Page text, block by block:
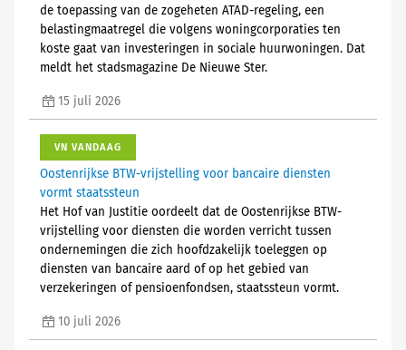
de toepassing van de zogeheten ATAD-regeling, een
belastingmaatregel die volgens woningcorporaties ten
koste gaat van investeringen in sociale huurwoningen. Dat
meldt het stadsmagazine De Nieuwe Ster.
15 juli 2026
VN VANDAAG
Oostenrijkse BTW-vrijstelling voor bancaire diensten
vormt staatssteun
Het Hof van Justitie oordeelt dat de Oostenrijkse BTW-
vrijstelling voor diensten die worden verricht tussen
ondernemingen die zich hoofdzakelijk toeleggen op
diensten van bancaire aard of op het gebied van
verzekeringen of pensioenfondsen, staatssteun vormt.
10 juli 2026